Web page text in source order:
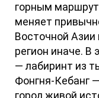
горным
меняет
Восточной Азии
регион иначе. В
— лабиринт из
Фонгня-Кебанг
город живой